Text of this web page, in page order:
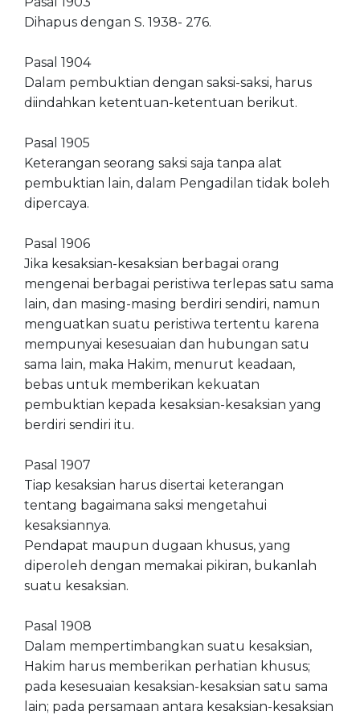
Dihapus dengan S. 1938- 276.
Pasal 1904
Dalam pembuktian dengan saksi-saksi, harus
diindahkan ketentuan-ketentuan berikut.
Pasal 1905
Keterangan seorang saksi saja tanpa alat
pembuktian lain, dalam Pengadilan tidak boleh
dipercaya.
Pasal 1906
Jika kesaksian-kesaksian berbagai orang
mengenai berbagai peristiwa terlepas satu sama
lain, dan masing-masing berdiri sendiri, namun
menguatkan suatu peristiwa tertentu karena
mempunyai kesesuaian dan hubungan satu
sama lain, maka Hakim, menurut keadaan,
bebas untuk memberikan kekuatan
pembuktian kepada kesaksian-kesaksian yang
berdiri sendiri itu.
Pasal 1907
Tiap kesaksian harus disertai keterangan
tentang bagaimana saksi mengetahui
kesaksiannya.
Pendapat maupun dugaan khusus, yang
diperoleh dengan memakai pikiran, bukanlah
suatu kesaksian.
Pasal 1908
Dalam mempertimbangkan suatu kesaksian,
Hakim harus memberikan perhatian khusus;
pada kesesuaian kesaksian-kesaksian satu sama
lain; pada persamaan antara kesaksian-kesaksian